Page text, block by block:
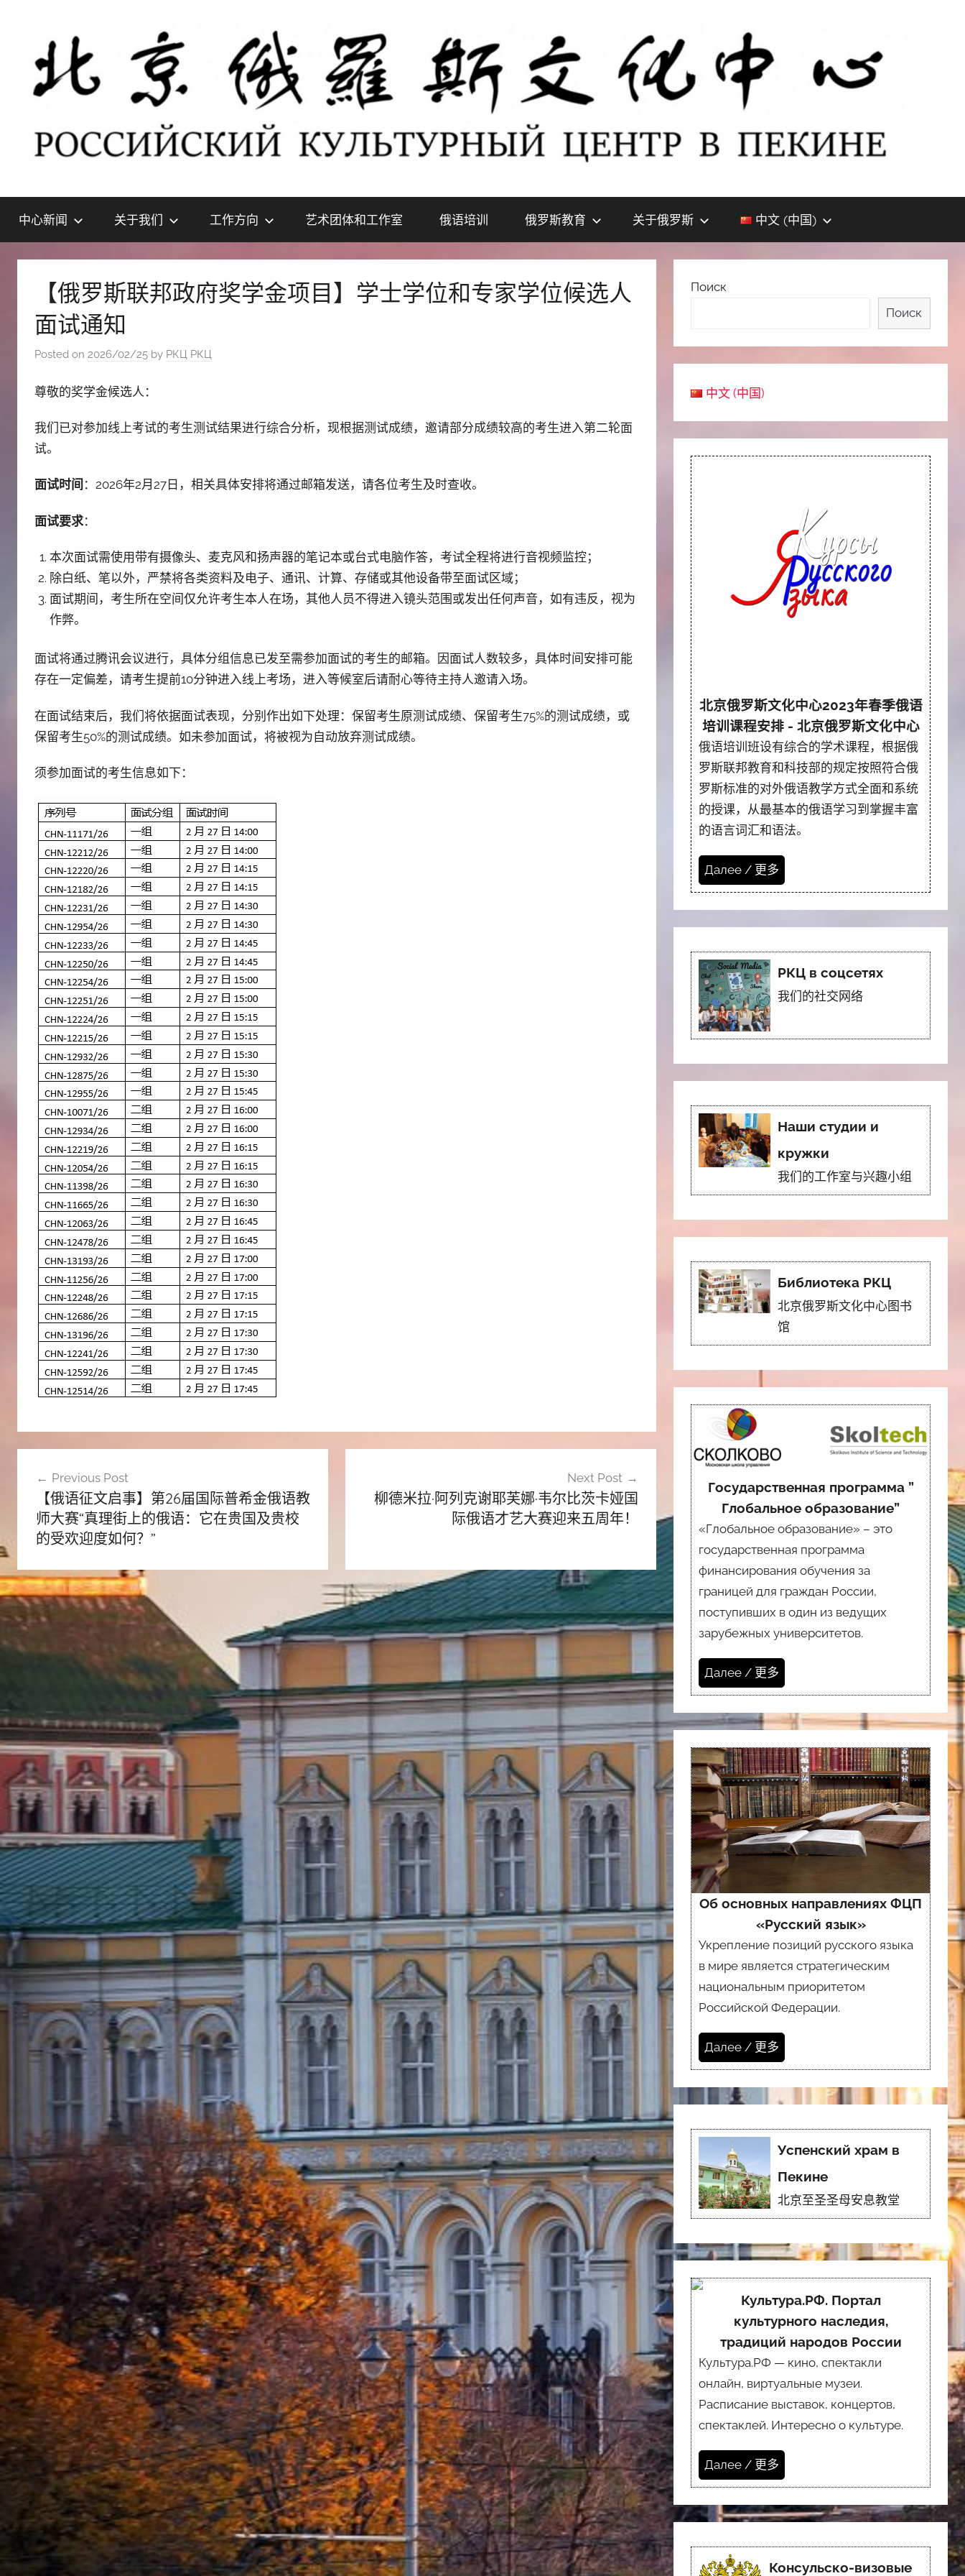
北
京
罗
斯
文
化
中
心
КУЛЬТУРНЫЙ
ЦЕНТР
ПЕКИНЕ
中心新闻 关于我们 工作方向 艺术团体和工作室 俄语培训 俄罗斯教育 关于俄罗斯 中文 (中国)
【俄罗斯联邦政府奖学金项目】学士学位和专家学位候选人
面试通知
Posted on 2026/02/25 by РКЦ РКЦ
尊敬的奖学金候选人：
我们已对参加线上考试的考生测试结果进行综合分析，现根据测试成绩，邀请部分成绩较高的考生进入第二轮面
试。
面试时间 ：2026年2月27日，相关具体安排将通过邮箱发送，请各位考生及时查收。
面试要求：
本次面试需使用带有摄像头、麦克风和扬声器的笔记本或台式电脑作答，考试全程将进行音视频监控；
除白纸、笔以外，严禁将各类资料及电子、通讯、计算、存储或其他设备带至面试区域；
面试期间，考生所在空间仅允许考生本人在场，其他人员不得进入镜头范围或发出任何声音，如有违反，视为
作弊。
面试将通过腾讯会议进行，具体分组信息已发至需参加面试的考生的邮箱。因面试人数较多，具体时间安排可能
存在一定偏差，请考生提前10分钟进入线上考场，进入等候室后请耐心等待主持人邀请入场。
在面试结束后，我们将依据面试表现，分别作出如下处理：保留考生原测试成绩、保留考生75%的测试成绩，或
保留考生50%的测试成绩。如未参加面试，将被视为自动放弃测试成绩。
须参加面试的考生信息如下：
Previous Post
【俄语征文启事】第26届国际普希金俄语教
师大赛“真理街上的俄语：它在贵国及贵校
的受欢迎度如何？”
Next Post
柳德米拉·阿列克谢耶芙娜·韦尔比茨卡娅国
际俄语才艺大赛迎来五周年！
Поиск
Поиск
中文 (中国)
北京俄罗斯文化中心2023年春季俄语
培训课程安排 - 北京俄罗斯文化中心
俄语培训班设有综合的学术课程，根据俄
罗斯联邦教育和科技部的规定按照符合俄
罗斯标准的对外俄语教学方式全面和系统
的授课，从最基本的俄语学习到掌握丰富
的语言词汇和语法。
Далее / 更多
РКЦ в соцсетях
我们的社交网络
Наши студии и
кружки
我们的工作室与兴趣小组
Библиотека РКЦ
北京俄罗斯文化中心图书
馆
Государственная программа ”
Глобальное образование”
«Глобальное образование» – это
государственная программа
финансирования обучения за
границей для граждан России,
поступивших в один из ведущих
зарубежных университетов.
Далее / 更多
Об основных направлениях ФЦП
«Русский язык»
Укрепление позиций русского языка
в мире является стратегическим
национальным приоритетом
Российской Федерации.
Далее / 更多
Успенский храм в
Пекине
北京至圣圣母安息教堂
Культура.РФ. Портал
культурного наследия,
традиций народов России
Культура.РФ — кино, спектакли
онлайн, виртуальные музеи.
Расписание выставок, концертов,
спектаклей. Интересно о культуре.
Далее / 更多
Консульско-визовые